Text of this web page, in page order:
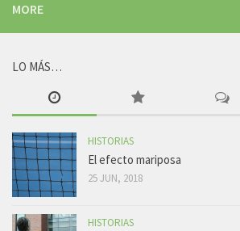
MORE
LO MÁS…
HISTORIAS
El efecto mariposa
25 JUN, 2018
HISTORIAS